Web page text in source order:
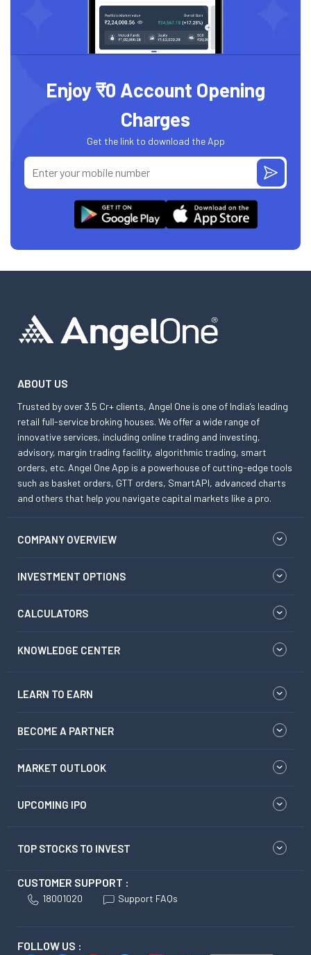
Enjoy ₹0 Account Opening
Charges
Get the link to download the App
ABOUT US
Trusted by over 3.5 Cr+ clients, Angel One is one of India’s leading
retail full-service broking houses. We offer a wide range of
innovative services, including online trading and investing,
advisory, margin trading facility, algorithmic trading, smart
orders, etc. Angel One App is a powerhouse of cutting-edge tools
such as basket orders, GTT orders, SmartAPI, advanced charts
and others that help you navigate capital markets like a pro.
COMPANY OVERVIEW
INVESTMENT OPTIONS
CALCULATORS
KNOWLEDGE CENTER
LEARN TO EARN
BECOME A PARTNER
MARKET OUTLOOK
UPCOMING IPO
TOP STOCKS TO INVEST
CUSTOMER SUPPORT :
18001020 Support FAQs
FOLLOW US :